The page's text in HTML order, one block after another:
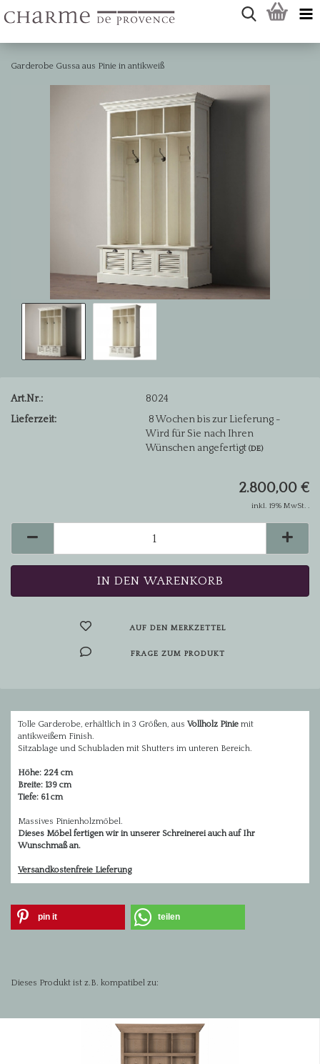
Garderobe Gussa aus Pinie in antikweiß
Art.Nr.:
8024
Lieferzeit:
8 Wochen bis zur Lieferung -
Wird für Sie nach Ihren
Wünschen angefertigt(DE)
2.800,00 €
inkl. 19% MwSt. .
AUF DEN MERKZETTEL
FRAGE ZUM PRODUKT
Tolle Garderobe, erhältlich in 3 Größen, aus Vollholz Pinie mit
antikweißem Finish.
Sitzablage und Schubladen mit Shutters im unteren Bereich.
Höhe: 224 cm
Breite: 139 cm
Tiefe: 61 cm
Massives Pinienholzmöbel.
Dieses Möbel fertigen wir in unserer Schreinerei auch auf Ihr
Wunschmaß an.
Versandkostenfreie Lieferung
pin it teilen
Dieses Produkt ist z.B. kompatibel zu: